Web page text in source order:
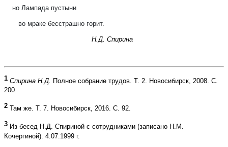
но Лампада пустыни
во мраке бесстрашно горит.
Н.Д. Спирина
1 Спирина Н.Д.
Полное собрание трудов. Т. 2. Новосибирск, 2008. С.
200.
2 Там же. Т. 7. Новосибирск, 2016. С. 92.
3 Из бесед Н.Д. Спириной с сотрудниками (записано Н.М.
Кочергиной). 4.07.1999 г.